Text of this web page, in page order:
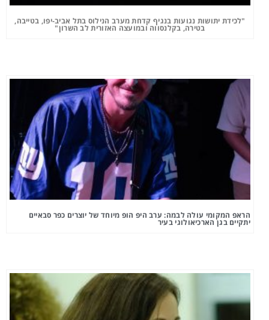
"לכידת יתושות נגועות בנגיף קדחת מערב הנילוס בתל אביב-יפו, בטייבה,
בטירה, בקלנסווה ובמועצה האזורית לב השרון"
הראפ המקומי עולה לבמה: ערב היפ הופ מיוחד של יוצרים כפר סבאיים
יתקיים בגן הארכיאולוגי בעיר